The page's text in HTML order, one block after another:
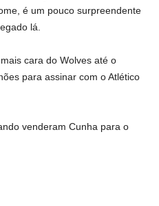
é um pouco surpreendente
lá.
cara do Wolves até o
para assinar com o Atlético
venderam Cunha para o